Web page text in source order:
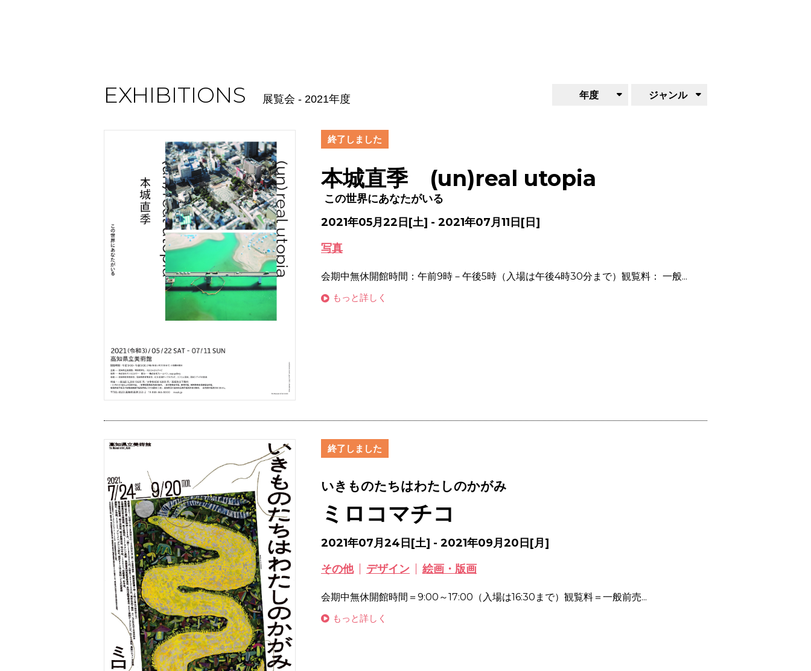
EXHIBITIONS 展覧会 - 2021年度
終了しました
本城直季 (un)real utopia
この世界にあなたがいる
2021年05月22日[土] - 2021年07月11日[日]
写真
会期中無休開館時間：午前9時－午後5時（入場は午後4時30分まで）観覧料： 一般...
もっと詳しく
終了しました
いきものたちはわたしのかがみ
ミロコマチコ
2021年07月24日[土] - 2021年09月20日[月]
その他
デザイン 絵画・版画
会期中無休開館時間＝9:00～17:00（入場は16:30まで）観覧料＝一般前売...
もっと詳しく
年度 ジャンル